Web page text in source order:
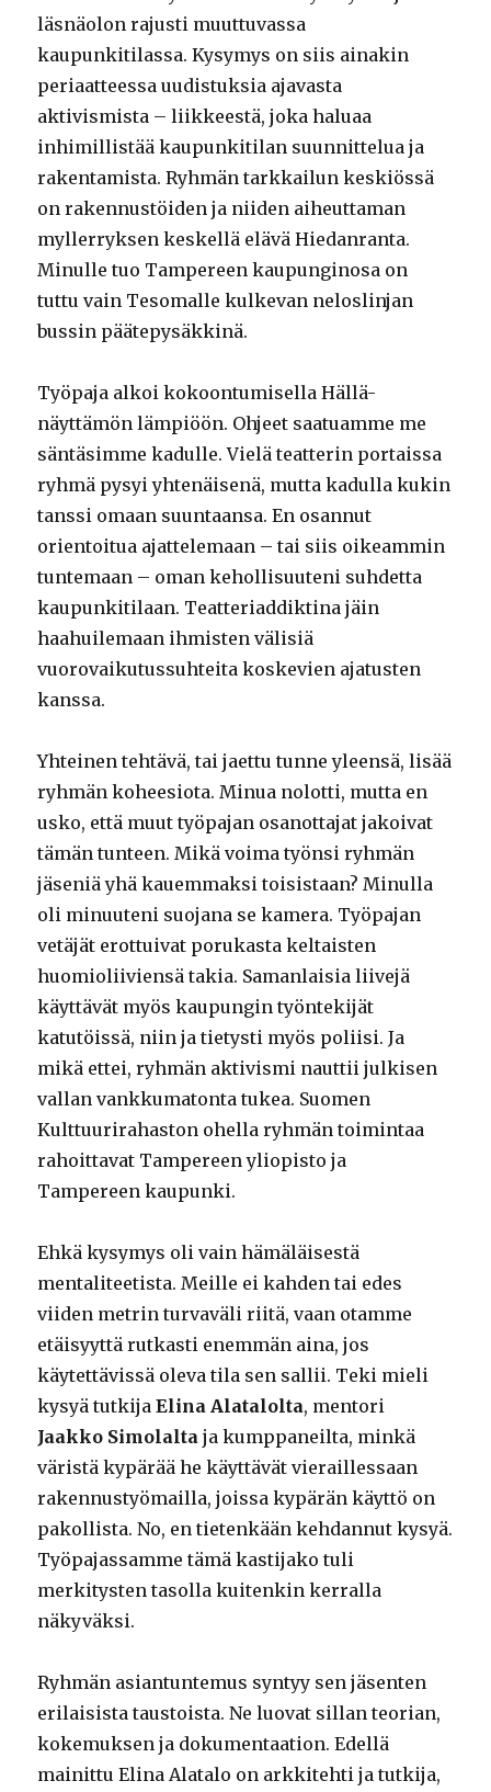
läsnäolon rajusti muuttuvassa
kaupunkitilassa. Kysymys on siis ainakin
periaatteessa uudistuksia ajavasta
aktivismista – liikkeestä, joka haluaa
inhimillistää kaupunkitilan suunnittelua ja
rakentamista. Ryhmän tarkkailun keskiössä
on rakennustöiden ja niiden aiheuttaman
myllerryksen keskellä elävä Hiedanranta.
Minulle tuo Tampereen kaupunginosa on
tuttu vain Tesomalle kulkevan neloslinjan
bussin päätepysäkkinä.
Työpaja alkoi kokoontumisella Hällä-
näyttämön lämpiöön. Ohjeet saatuamme me
säntäsimme kadulle. Vielä teatterin portaissa
ryhmä pysyi yhtenäisenä, mutta kadulla kukin
tanssi omaan suuntaansa. En osannut
orientoitua ajattelemaan – tai siis oikeammin
tuntemaan – oman kehollisuuteni suhdetta
kaupunkitilaan. Teatteriaddiktina jäin
haahuilemaan ihmisten välisiä
vuorovaikutussuhteita koskevien ajatusten
kanssa.
Yhteinen tehtävä, tai jaettu tunne yleensä, lisää
ryhmän koheesiota. Minua nolotti, mutta en
usko, että muut työpajan osanottajat jakoivat
tämän tunteen. Mikä voima työnsi ryhmän
jäseniä yhä kauemmaksi toisistaan? Minulla
oli minuuteni suojana se kamera. Työpajan
vetäjät erottuivat porukasta keltaisten
huomioliiviensä takia. Samanlaisia liivejä
käyttävät myös kaupungin työntekijät
katutöissä, niin ja tietysti myös poliisi. Ja
mikä ettei, ryhmän aktivismi nauttii julkisen
vallan vankkumatonta tukea. Suomen
Kulttuurirahaston ohella ryhmän toimintaa
rahoittavat Tampereen yliopisto ja
Tampereen kaupunki.
Ehkä kysymys oli vain hämäläisestä
mentaliteetista. Meille ei kahden tai edes
viiden metrin turvaväli riitä, vaan otamme
etäisyyttä rutkasti enemmän aina, jos
käytettävissä oleva tila sen sallii. Teki mieli
kysyä tutkijaElina Alatalolta, mentori
Jaakko Simolalta ja kumppaneilta, minkä
väristä kypärää he käyttävät vieraillessaan
rakennustyömailla, joissa kypärän käyttö on
pakollista. No, en tietenkään kehdannut kysyä.
Työpajassamme tämä kastijako tuli
merkitysten tasolla kuitenkin kerralla
näkyväksi.
Ryhmän asiantuntemus syntyy sen jäsenten
erilaisista taustoista. Ne luovat sillan teorian,
kokemuksen ja dokumentaation. Edellä
mainittu Elina Alatalo on arkkitehti ja tutkija,